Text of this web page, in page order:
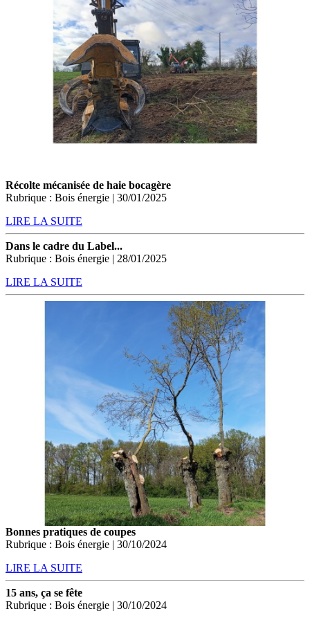
Récolte mécanisée de haie bocagère
Rubrique : Bois énergie | 30/01/2025
LIRE LA SUITE
Dans le cadre du Label...
Rubrique : Bois énergie | 28/01/2025
LIRE LA SUITE
Bonnes pratiques de coupes
Rubrique : Bois énergie | 30/10/2024
LIRE LA SUITE
15 ans, ça se fête
Rubrique : Bois énergie | 30/10/2024